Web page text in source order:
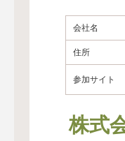
会社名
住所
参加サイト
株式